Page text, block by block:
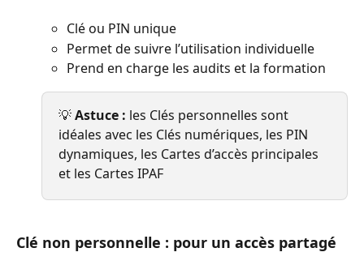
Clé ou PIN unique
Permet de suivre l’utilisation individuelle
Prend en charge les audits et la formation
💡 Astuce : les Clés personnelles sont
idéales avec les Clés numériques, les PIN
dynamiques, les Cartes d’accès principales
et les Cartes IPAF
Clé non personnelle : pour un accès partagé